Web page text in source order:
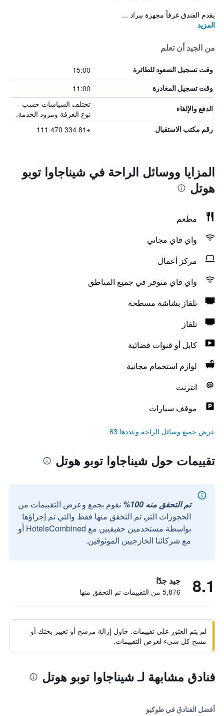
يقدم الفندق غرفاً مجهزة ببراد ...
المزيد
من الجيد أن تعلم
وقت تسجيل الصعود للطائرة 15:00
وقت تسجيل المغادرة 11:00
الدفع والإلغاء
تختلف السياسات حسب
نوع الغرفة ومزود الخدمة.
رقم مكتب الاستقبال +81 334 470 111
المزايا ووسائل الراحة في شيناجاوا توبو
هوتل
مطعم
واي فاي مجاني
مركز أعمال
واي فاي متوفر في جميع المناطق
تلفاز بشاشة مسطحة
تلفاز
كابل أو قنوات فضائية
لوازم استحمام مجانية
انترنت
موقف سيارات
عرض جميع وسائل الراحة وعددها 63
تقييمات حول شيناجاوا توبو هوتل
تم التحقق منه 100%
نقوم بجمع وعرض التقييمات من
الحجوزات التي تم التحقق منها فقط والتي تم إجراؤها
بواسطة مستخدمين حقيقيين مع HotelsCombined أو
مع شركائنا الخارجيين الموثوقين.
8.1 جيد جدًا
5,876 من التقييمات تم التحقق منها
لم يتم العثور على تقييمات. حاول إزالة مرشح أو تغيير بحثك أو
مسح كل شيء لعرض التقييمات.
فنادق مشابهة لـ شيناجاوا توبو هوتل
أفضل الفنادق في طوكيو